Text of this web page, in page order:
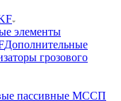
элементы
Дополнительные
грозового
пассивные МССП